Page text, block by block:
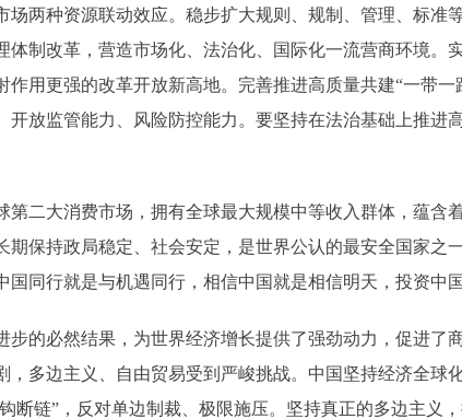
两种资源联动效应。稳步扩大规则、规制、管理、标准
制改革，营造市场化、法治化、国际化一流营商环境。
用更强的改革开放新高地。完善推进高质量共建“一带一
放监管能力、风险防控能力。要坚持在法治基础上推进
二大消费市场，拥有全球最大规模中等收入群体，蕴含
保持政局稳定、社会安定，是世界公认的最安全国家之
同行就是与机遇同行，相信中国就是相信明天，投资中
的必然结果，为世界经济增长提供了强劲动力，促进了
多边主义、自由贸易受到严峻挑战。中国坚持经济全球
断链”，反对单边制裁、极限施压。坚持真正的多边主义